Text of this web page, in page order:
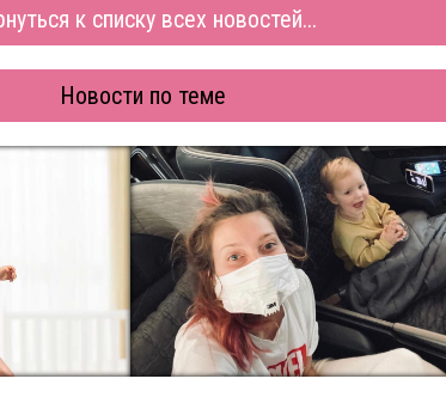
к списку всех новостей...
Новости по теме